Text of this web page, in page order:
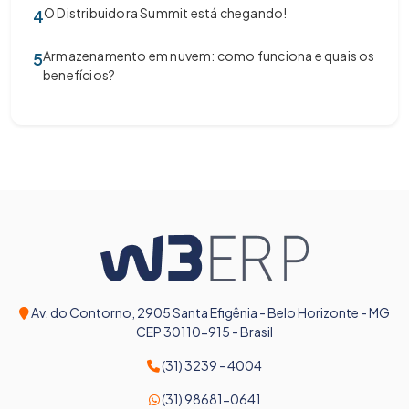
4O Distribuidora Summit está chegando!
5Armazenamento em nuvem: como funciona e quais os
benefícios?
Av. do Contorno, 2905 Santa Efigênia - Belo Horizonte - MG
CEP 30110-915 - Brasil
(31) 3239 - 4004
(31) 98681-0641